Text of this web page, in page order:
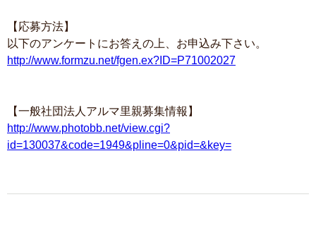
【応募方法】
以下のアンケートにお答えの上、お申込み下さい。
http://www.formzu.net/fgen.ex?ID=P71002027
【一般社団法人アルマ里親募集情報】
http://www.photobb.net/view.cgi?
id=130037&code=1949&pline=0&pid=&key=